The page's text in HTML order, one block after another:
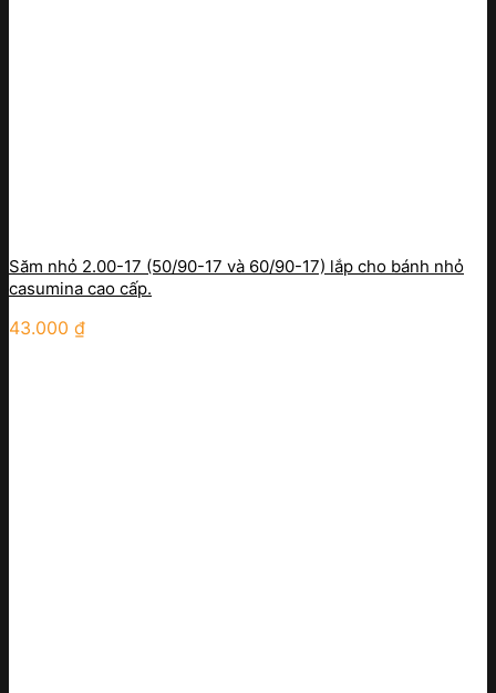
Săm nhỏ 2.00-17 (50/90-17 và 60/90-17) lắp cho bánh nhỏ
casumina cao cấp.
43.000 ₫